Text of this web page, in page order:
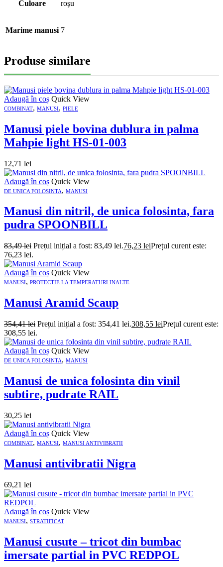
Culoare roşu
Marime manusi 7
Produse similare
Adaugă în coș Quick View
COMBINAT, MANUSI, PIELE
Manusi piele bovina dublura in palma
Mahpie light HS-01-003
12,71 lei
Adaugă în coș Quick View
DE UNICA FOLOSINTA, MANUSI
Manusi din nitril, de unica folosinta, fara
pudra SPOONBILL
83,49lei Prețul inițial a fost: 83,49 lei.76,23 leiPrețul curent este:
76,23 lei.
Adaugă în coș Quick View
MANUSI, PROTECTIE LA TEMPERATURI INALTE
Manusi Aramid Scaup
354,41lei Prețul inițial a fost: 354,41 lei.308,55 leiPrețul curent este:
308,55 lei.
Adaugă în coș Quick View
DE UNICA FOLOSINTA, MANUSI
Manusi de unica folosinta din vinil
subtire, pudrate RAIL
30,25 lei
Adaugă în coș Quick View
COMBINAT, MANUSI, MANUSI ANTIVIBRATII
Manusi antivibratii Nigra
69,21 lei
Adaugă în coș Quick View
MANUSI, STRATIFICAT
Manusi cusute – tricot din bumbac
imersate partial in PVC REDPOL